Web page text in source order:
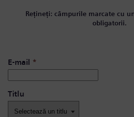
Rețineți: câmpurile marcate cu
obligatorii.
E-mail *
Titlu